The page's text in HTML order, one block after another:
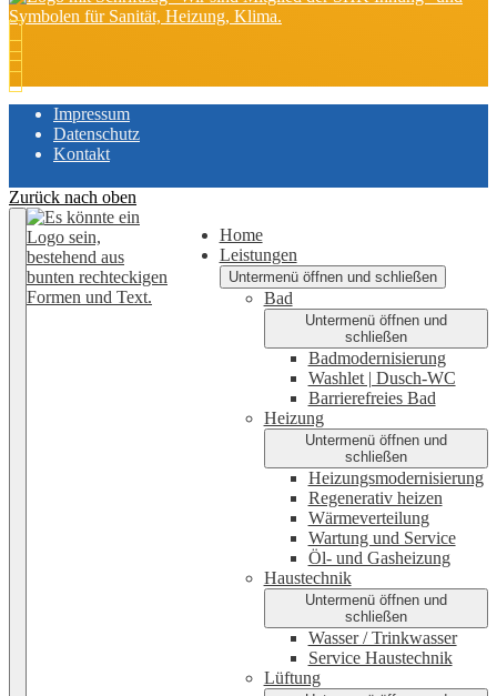
Impressum
Datenschutz
Kontakt
Zurück nach oben
Home
Leistungen
Untermenü öffnen und schließen
Bad
Untermenü öffnen und
schließen
Badmodernisierung
Washlet | Dusch-WC
Barrierefreies Bad
Heizung
Untermenü öffnen und
schließen
Heizungsmodernisierung
Regenerativ heizen
Wärmeverteilung
Wartung und Service
Öl- und Gasheizung
Haustechnik
Untermenü öffnen und
schließen
Wasser / Trinkwasser
Service Haustechnik
Lüftung